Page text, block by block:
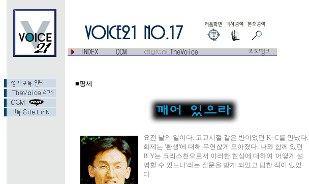
■팡세
요전 날의 일이다. 고교시절 같은 반이었던 K· C를 만났다.
화제는 '환생'에 대해 우연찮게 모아졌다. 나와 함께 있던
B·Y는 크리스천으로서 이러한 현상에 대하여 '어떻게 설
명할 수 있느냐'라는 질문을 받게 되었고 답한 적이 있었
다.